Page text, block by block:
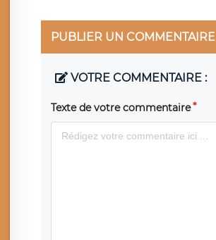
PUBLIER UN COMMENTAIRE
VOTRE COMMENTAIRE :
Texte de votre commentaire